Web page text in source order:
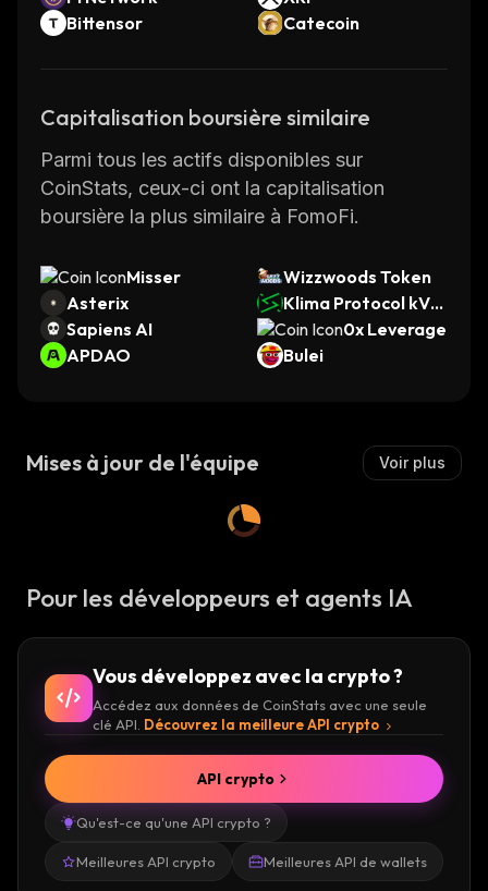
Bittensor
Catecoin
Capitalisation boursière similaire
Parmi tous les actifs disponibles sur
CoinStats, ceux-ci ont la capitalisation
boursière la plus similaire à FomoFi.
Misser
Wizzwoods Token
Asterix
Klima Protocol kVC
M
Sapiens AI
0x Leverage
APDAO
Bulei
Mises à jour de l'équipe Voir plus
Pour les développeurs et agents IA
Vous développez avec la crypto ?
Accédez aux données de CoinStats avec une seule
clé API. Découvrez la meilleure API crypto
Qu'est-ce qu'une API crypto ?
Meilleures API crypto Meilleures API de wallets
API crypto